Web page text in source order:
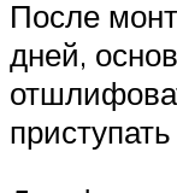
После
дней,